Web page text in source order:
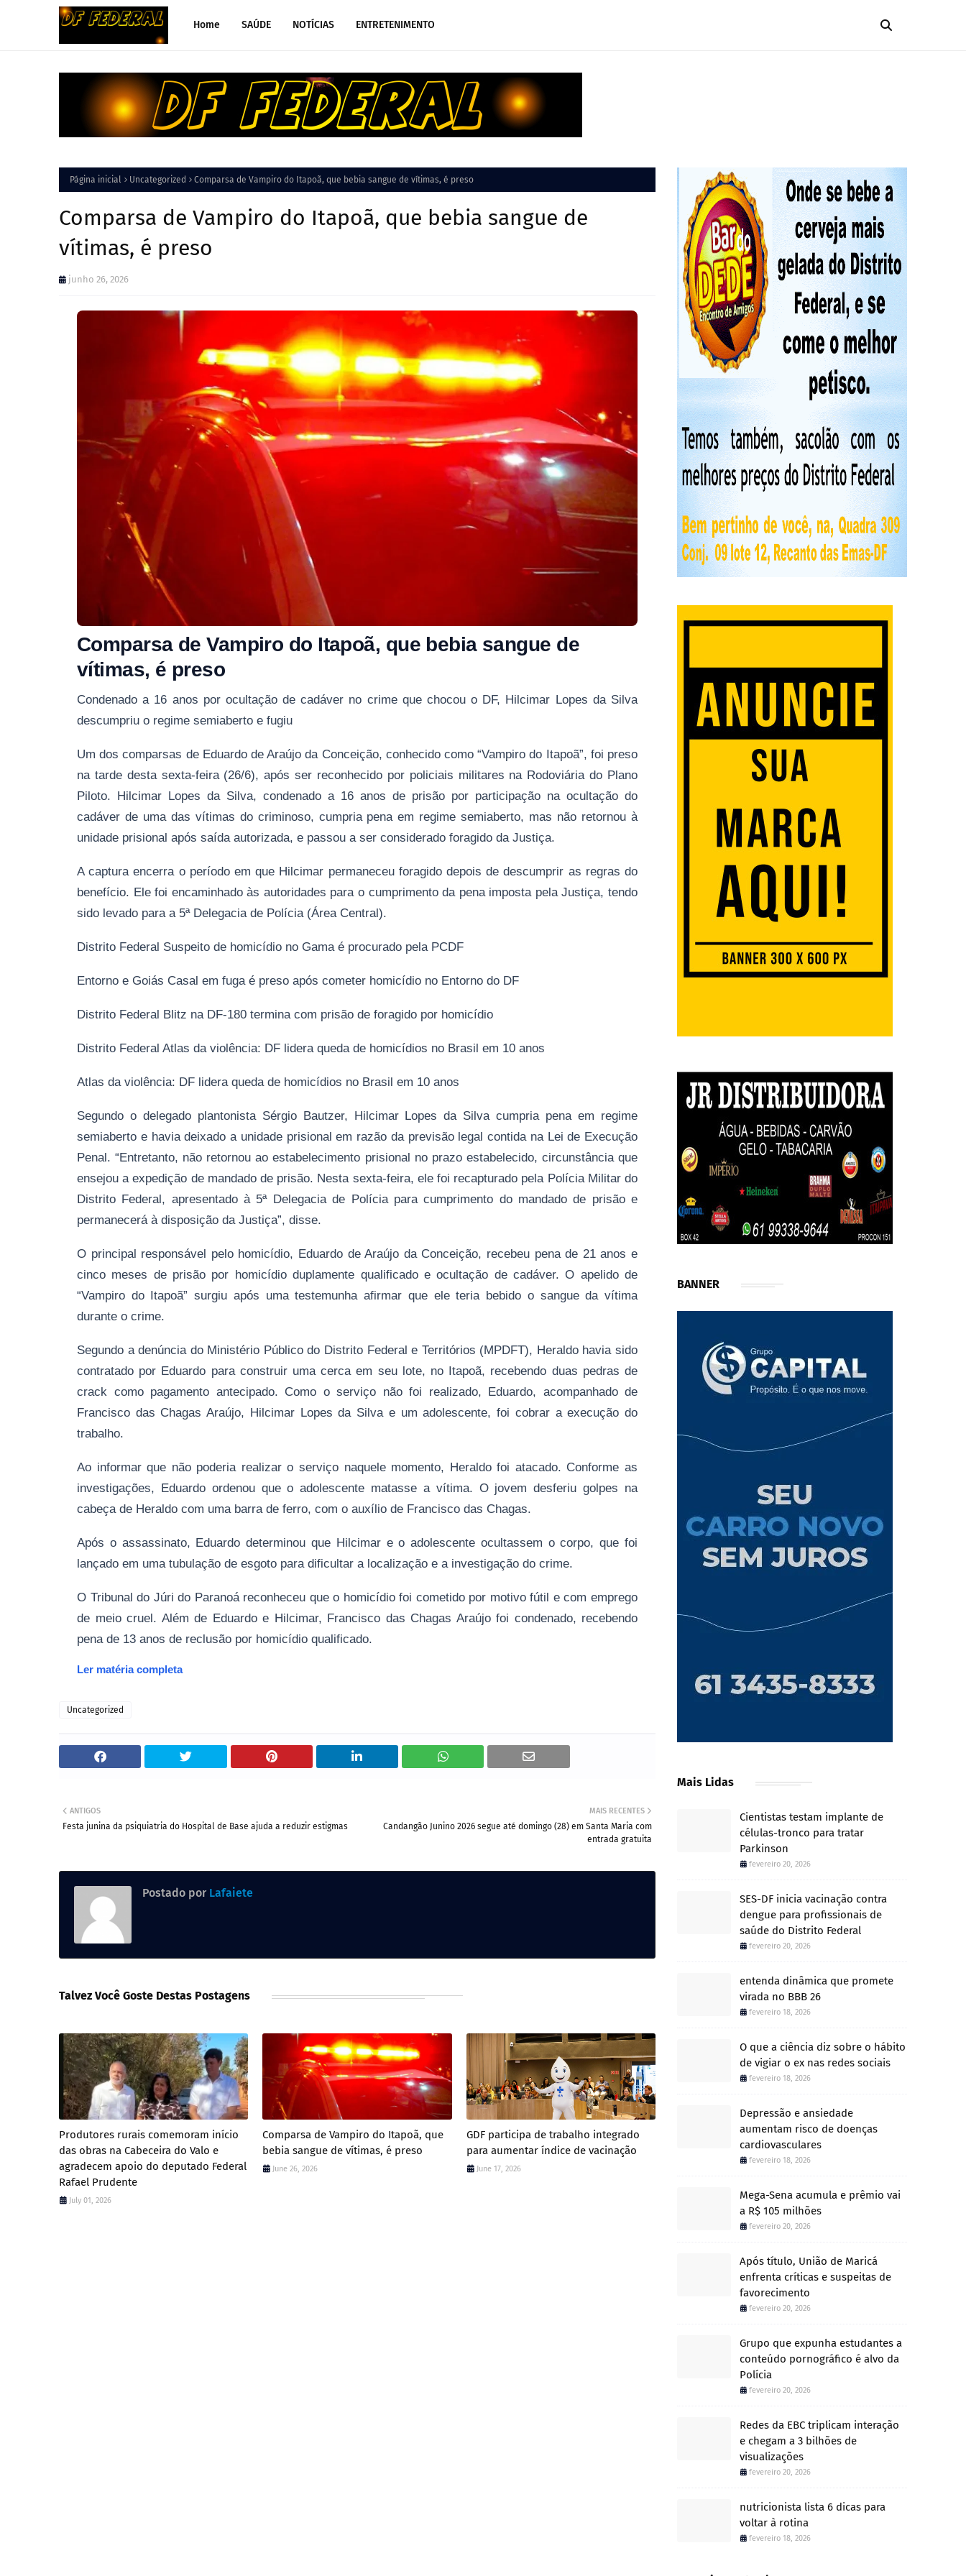
Home SAÚDE NOTÍCIAS ENTRETENIMENTO
Página inicial Uncategorized Comparsa de Vampiro do Itapoã, que bebia sangue de vítimas, é preso
Comparsa de Vampiro do Itapoã, que bebia sangue de
vítimas, é preso
junho 26, 2026
Comparsa de Vampiro do Itapoã, que bebia sangue de
vítimas, é preso
Condenado a 16 anos por ocultação de cadáver no crime que chocou o DF, Hilcimar Lopes da Silva
descumpriu o regime semiaberto e fugiu
Um dos comparsas de Eduardo de Araújo da Conceição, conhecido como “Vampiro do Itapoã”, foi preso
na tarde desta sexta-feira (26/6), após ser reconhecido por policiais militares na Rodoviária do Plano
Piloto. Hilcimar Lopes da Silva, condenado a 16 anos de prisão por participação na ocultação do
cadáver de uma das vítimas do criminoso, cumpria pena em regime semiaberto, mas não retornou à
unidade prisional após saída autorizada, e passou a ser considerado foragido da Justiça.
A captura encerra o período em que Hilcimar permaneceu foragido depois de descumprir as regras do
benefício. Ele foi encaminhado às autoridades para o cumprimento da pena imposta pela Justiça, tendo
sido levado para a 5ª Delegacia de Polícia (Área Central).
Distrito Federal Suspeito de homicídio no Gama é procurado pela PCDF
Entorno e Goiás Casal em fuga é preso após cometer homicídio no Entorno do DF
Distrito Federal Blitz na DF-180 termina com prisão de foragido por homicídio
Distrito Federal Atlas da violência: DF lidera queda de homicídios no Brasil em 10 anos
Atlas da violência: DF lidera queda de homicídios no Brasil em 10 anos
Segundo o delegado plantonista Sérgio Bautzer, Hilcimar Lopes da Silva cumpria pena em regime
semiaberto e havia deixado a unidade prisional em razão da previsão legal contida na Lei de Execução
Penal. “Entretanto, não retornou ao estabelecimento prisional no prazo estabelecido, circunstância que
ensejou a expedição de mandado de prisão. Nesta sexta-feira, ele foi recapturado pela Polícia Militar do
Distrito Federal, apresentado à 5ª Delegacia de Polícia para cumprimento do mandado de prisão e
permanecerá à disposição da Justiça”, disse.
O principal responsável pelo homicídio, Eduardo de Araújo da Conceição, recebeu pena de 21 anos e
cinco meses de prisão por homicídio duplamente qualificado e ocultação de cadáver. O apelido de
“Vampiro do Itapoã” surgiu após uma testemunha afirmar que ele teria bebido o sangue da vítima
durante o crime.
Segundo a denúncia do Ministério Público do Distrito Federal e Territórios (MPDFT), Heraldo havia sido
contratado por Eduardo para construir uma cerca em seu lote, no Itapoã, recebendo duas pedras de
crack como pagamento antecipado. Como o serviço não foi realizado, Eduardo, acompanhado de
Francisco das Chagas Araújo, Hilcimar Lopes da Silva e um adolescente, foi cobrar a execução do
trabalho.
Ao informar que não poderia realizar o serviço naquele momento, Heraldo foi atacado. Conforme as
investigações, Eduardo ordenou que o adolescente matasse a vítima. O jovem desferiu golpes na
cabeça de Heraldo com uma barra de ferro, com o auxílio de Francisco das Chagas.
Após o assassinato, Eduardo determinou que Hilcimar e o adolescente ocultassem o corpo, que foi
lançado em uma tubulação de esgoto para dificultar a localização e a investigação do crime.
O Tribunal do Júri do Paranoá reconheceu que o homicídio foi cometido por motivo fútil e com emprego
de meio cruel. Além de Eduardo e Hilcimar, Francisco das Chagas Araújo foi condenado, recebendo
pena de 13 anos de reclusão por homicídio qualificado.
Ler matéria completa
Uncategorized
MAIS RECENTES
Candangão Junino 2026 segue até domingo (28) em Santa Maria com
entrada gratuita
ANTIGOS
Festa junina da psiquiatria do Hospital de Base ajuda a reduzir estigmas
Postado por Lafaiete
Talvez Você Goste Destas Postagens
Produtores rurais comemoram início
das obras na Cabeceira do Valo e
agradecem apoio do deputado Federal
Rafael Prudente
July 01, 2026
Comparsa de Vampiro do Itapoã, que
bebia sangue de vítimas, é preso
June 26, 2026
GDF participa de trabalho integrado
para aumentar índice de vacinação
June 17, 2026
BANNER
Mais Lidas
Cientistas testam implante de
células-tronco para tratar
Parkinson
fevereiro 20, 2026
SES-DF inicia vacinação contra
dengue para profissionais de
saúde do Distrito Federal
fevereiro 20, 2026
entenda dinâmica que promete
virada no BBB 26
fevereiro 18, 2026
O que a ciência diz sobre o hábito
de vigiar o ex nas redes sociais
fevereiro 18, 2026
Depressão e ansiedade
aumentam risco de doenças
cardiovasculares
fevereiro 18, 2026
Mega-Sena acumula e prêmio vai
a R$ 105 milhões
fevereiro 20, 2026
Após título, União de Maricá
enfrenta críticas e suspeitas de
favorecimento
fevereiro 20, 2026
Grupo que expunha estudantes a
conteúdo pornográfico é alvo da
Polícia
fevereiro 20, 2026
Redes da EBC triplicam interação
e chegam a 3 bilhões de
visualizações
fevereiro 20, 2026
nutricionista lista 6 dicas para
voltar à rotina
fevereiro 18, 2026